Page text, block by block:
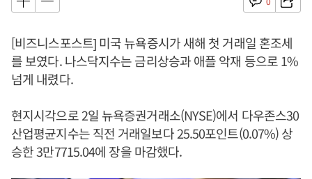
[비즈니스포스트] 미국 뉴욕증시가 새해 첫 거래일 혼조세
를 보였다. 나스닥지수는 금리상승과 애플 악재 등으로 1%
넘게 내렸다.
현지시각으로 2일 뉴욕증권거래소(NYSE)에서 다우존스30
산업평균지수는 직전 거래일보다 25.50포인트(0.07%) 상
승한 3만7715.04에 장을 마감했다.